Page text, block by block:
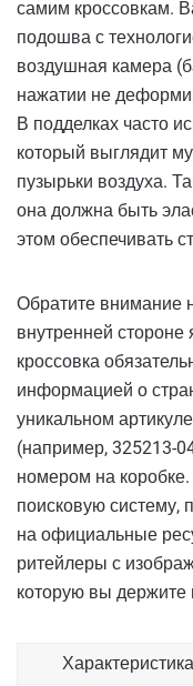
самим кроссовкам.
подошва с
воздушная камера
нажатии не
В подделках часто
который выглядит
пузырьки воздуха.
она должна быть
этом обеспечивать
Обратите внимание
внутренней стороне
кроссовка
информацией о
уникальном
(например, 325213-
номером на
поисковую систему,
на официальные
ритейлеры с
которую вы держите
Характеристика